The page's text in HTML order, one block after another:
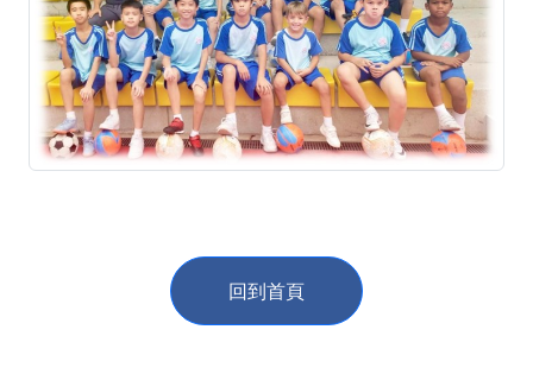
回到首頁